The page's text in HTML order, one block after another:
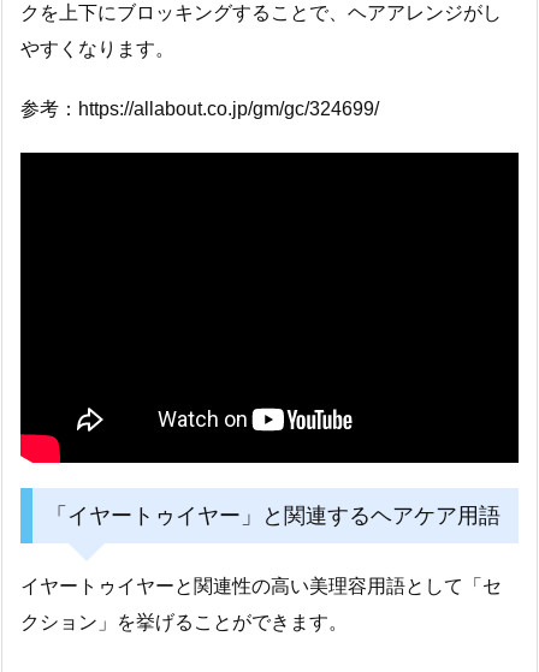
クを上下にブロッキングすることで、ヘアアレンジがし
やすくなります。
参考：https://allabout.co.jp/gm/gc/324699/
「イヤートゥイヤー」と関連するヘアケア用語
イヤートゥイヤーと関連性の高い美理容用語として「セ
クション」を挙げることができます。